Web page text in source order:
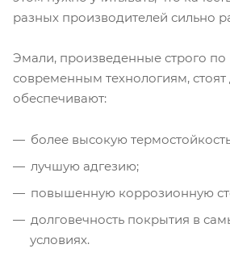
разных производителей сильно
Эмали, произведенные строго
современным технологиям,
обеспечивают:
более высокую
лучшую адгезию;
повышенную коррозионную
долговечность покрытия в
условиях.